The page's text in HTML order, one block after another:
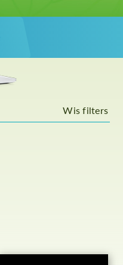
Wis filters